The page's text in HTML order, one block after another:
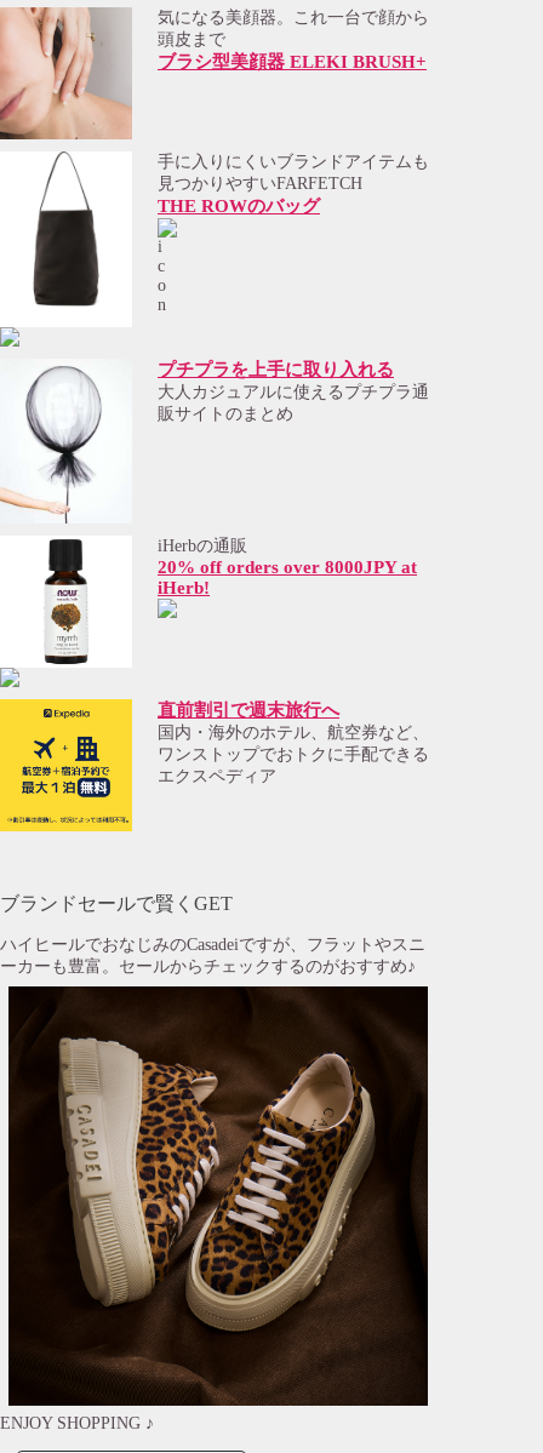
気になる美顔器。これ一台で顔から
頭皮まで
ブラシ型美顔器 ELEKI BRUSH+
手に入りにくいブランドアイテムも
見つかりやすいFARFETCH
THE ROWのバッグ
プチプラを上手に取り入れる
大人カジュアルに使えるプチプラ通
販サイトのまとめ
iHerbの通販
20% off orders over 8000JPY at
iHerb!
直前割引で週末旅行へ
国内・海外のホテル、航空券など、
ワンストップでおトクに手配できる
エクスペディア
ブランドセールで賢くGET
ハイヒールでおなじみのCasadeiですが、フラットやスニ
ーカーも豊富。セールからチェックするのがおすすめ♪
ENJOY SHOPPING ♪